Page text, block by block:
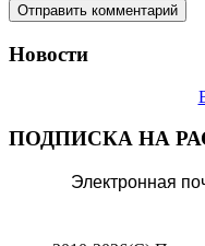
Новости
ПОДПИСКА НА
Электронная